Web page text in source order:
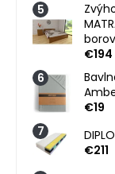
€194
€19
€211